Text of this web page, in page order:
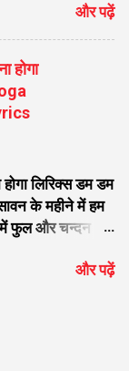
नमो नमः मंत्र
New Bhajan
गणेश जी को
भजन भक्तों के
गूगल पर "ॐ गं
या "ॐ Gan
ManTRa "
आवाज और ""
को सुनने से मन को
श्रेणी "गणेश
में आसानी हो।
और पढ़ें
होगा
लिरिक्स डम डम
के महीने में हम
में फुल और चन्दन
लायेंगे वही गंगाजल
और पढ़ें